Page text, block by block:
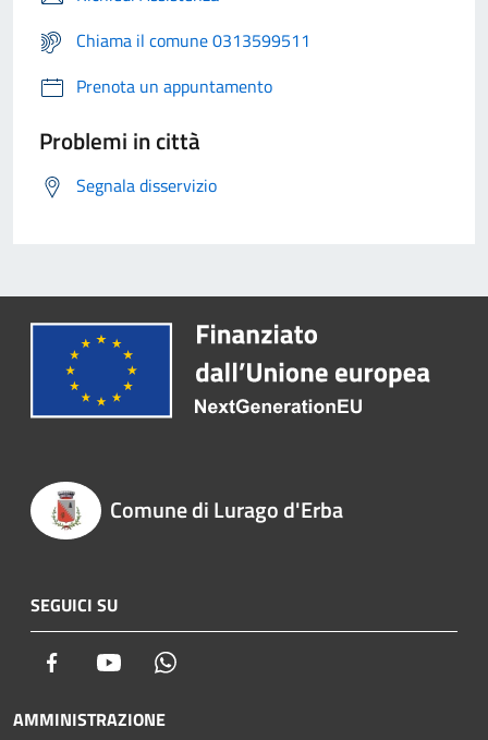
Chiama il comune 0313599511
Prenota un appuntamento
Problemi in città
Segnala disservizio
Comune di Lurago d'Erba
SEGUICI SU
Facebook Youtube
AMMINISTRAZIONE